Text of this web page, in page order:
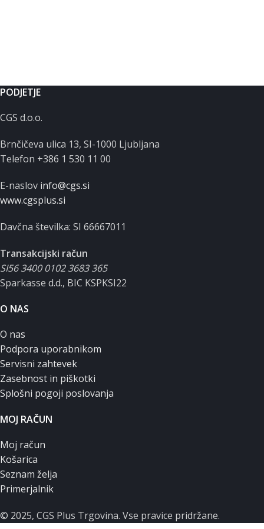
PODJETJE
CGS d.o.o.
Brnčičeva ulica 13, SI-1000 Ljubljana
Telefon +386 1 530 11 00
E-naslov info@cgs.si
www.cgsplus.si
Davčna številka: SI 66667011
Transakcijski račun
SI56 3400 0102 3683 365
Sparkasse d.d., BIC KSPKSI22
O NAS
O nas
Podpora uporabnikom
Servisni zahtevek
Zasebnost in piškotki
Splošni pogoji poslovanja
MOJ RAČUN
Moj račun
Košarica
Seznam želja
Primerjalnik
© 2025, CGS Plus Trgovina. Vse pravice pridržane.